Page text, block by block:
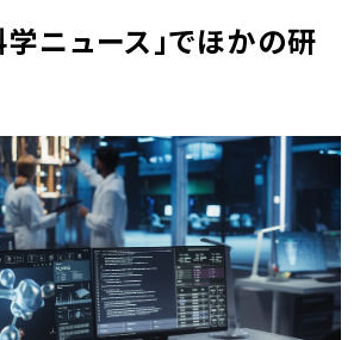
学ニュース」でほかの研